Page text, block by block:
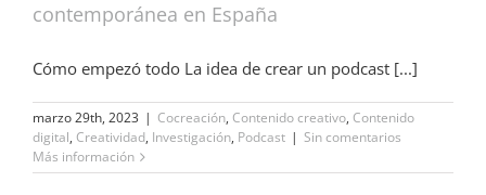
contemporánea en España
Cómo empezó todo La idea de crear un podcast [...]
marzo 29th, 2023 | Cocreación, Contenido creativo, Contenido
digital, Creatividad, Investigación, Podcast | Sin comentarios
Más información